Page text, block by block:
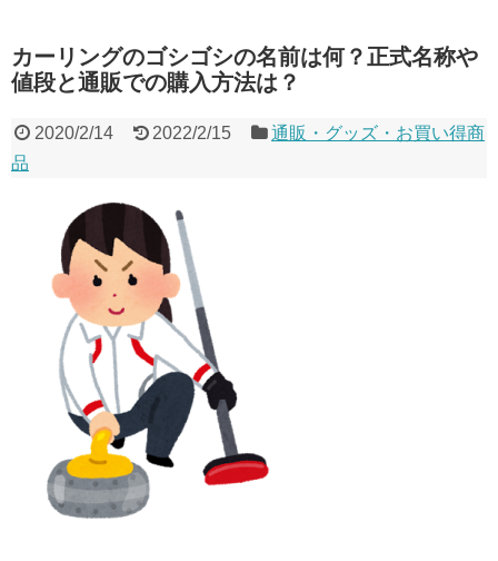
カーリングのゴシゴシの名前は何？正式名称や
値段と通販での購入方法は？
2020/2/14 2022/2/15
通販・グッズ・お買い得商
品